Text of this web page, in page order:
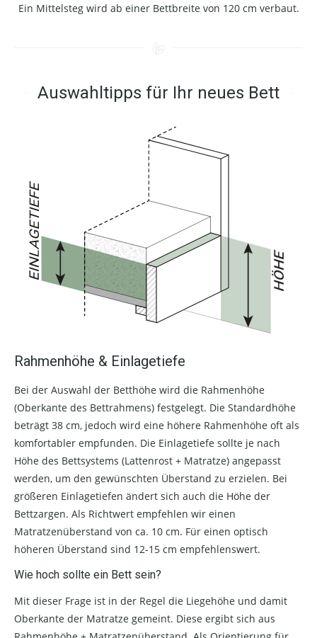
Ein Mittelsteg wird ab einer Bettbreite von 120 cm verbaut.
Auswahltipps für Ihr neues Bett
Rahmenhöhe & Einlagetiefe
Bei der Auswahl der Betthöhe wird die Rahmenhöhe
(Oberkante des Bettrahmens) festgelegt. Die Standardhöhe
beträgt 38 cm, jedoch wird eine höhere Rahmenhöhe oft als
komfortabler empfunden. Die Einlagetiefe sollte je nach
Höhe des Bettsystems (Lattenrost + Matratze) angepasst
werden, um den gewünschten Überstand zu erzielen. Bei
größeren Einlagetiefen ändert sich auch die Höhe der
Bettzargen. Als Richtwert empfehlen wir einen
Matratzenüberstand von ca. 10 cm. Für einen optisch
höheren Überstand sind 12-15 cm empfehlenswert.
Wie hoch sollte ein Bett sein?
Mit dieser Frage ist in der Regel die Liegehöhe und damit
Oberkante der Matratze gemeint. Diese ergibt sich aus